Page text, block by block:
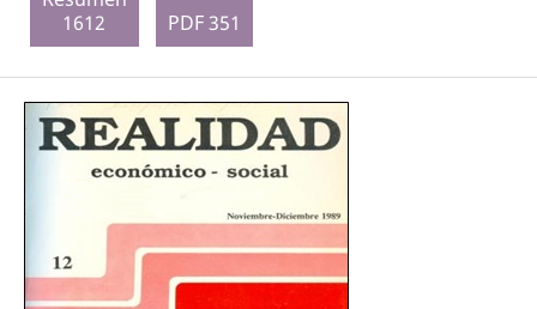
1612
PDF 351